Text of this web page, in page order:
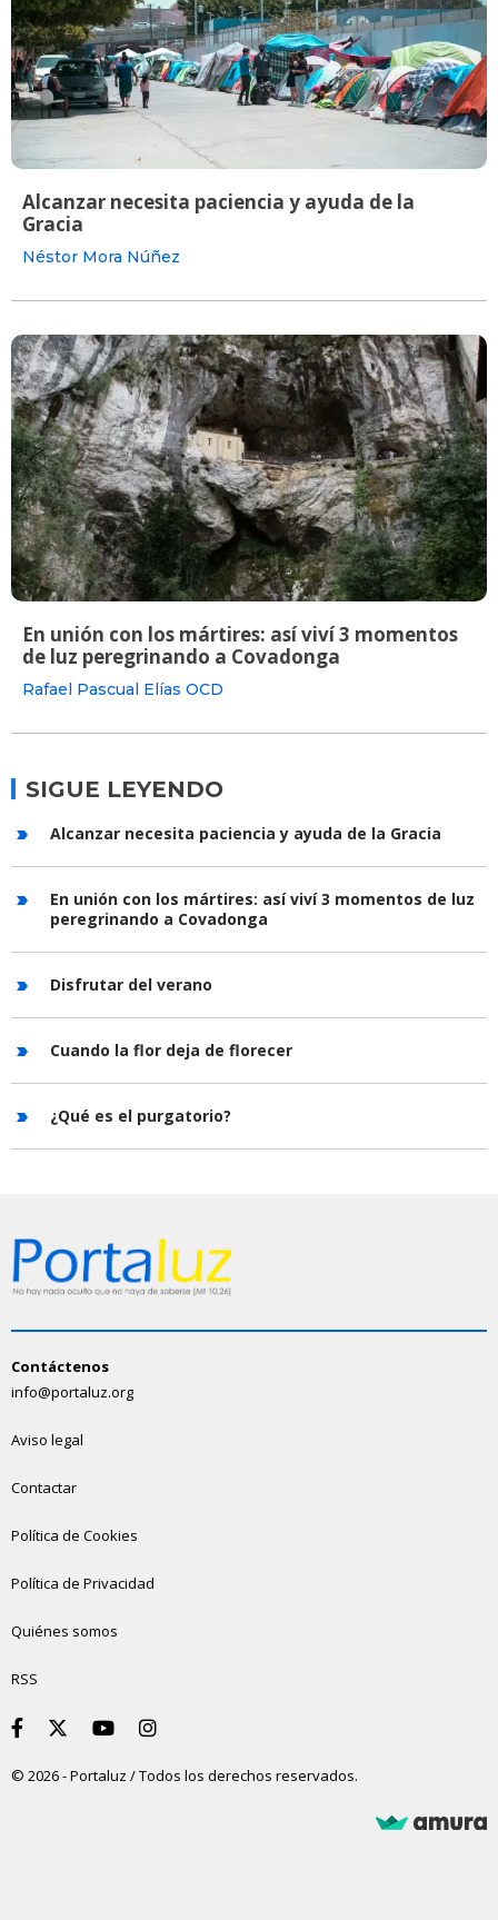
Alcanzar necesita paciencia y ayuda de la
Gracia
Néstor Mora Núñez
En unión con los mártires: así viví 3 momentos
de luz peregrinando a Covadonga
Rafael Pascual Elías OCD
SIGUE LEYENDO
Alcanzar necesita paciencia y ayuda de la Gracia
En unión con los mártires: así viví 3 momentos de luz
peregrinando a Covadonga
Disfrutar del verano
Cuando la flor deja de florecer
¿Qué es el purgatorio?
Contáctenos
info@portaluz.org
Aviso legal
Contactar
Política de Cookies
Política de Privacidad
Quiénes somos
RSS
© 2026 - Portaluz / Todos los derechos reservados.